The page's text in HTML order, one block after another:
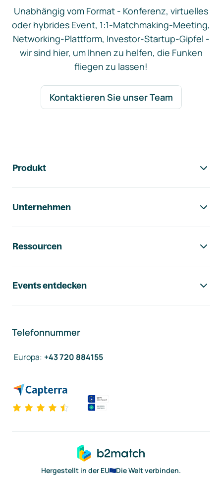
Unabhängig vom Format - Konferenz, virtuelles
oder hybrides Event, 1:1-Matchmaking-Meeting,
Networking-Plattform, Investor-Startup-Gipfel -
wir sind hier, um Ihnen zu helfen, die Funken
fliegen zu lassen!
Kontaktieren Sie unser Team
Produkt
Unternehmen
Ressourcen
Events entdecken
Telefonnummer
Europa: +43 720 884155
Hergestellt in der EU
Die Welt verbinden.